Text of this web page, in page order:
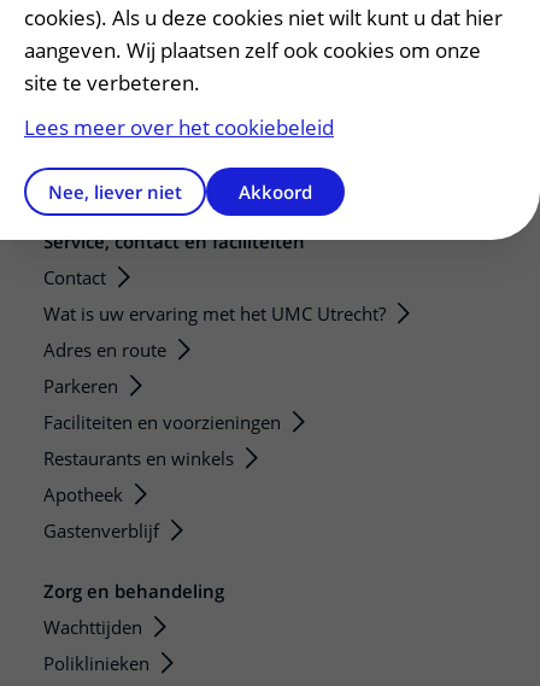
Verwijzers
Mijn patiënt verwijzen
Diagnostiek aanvragen
Zorgverlenersportaal
Service, contact en faciliteiten
Contact
Wat is uw ervaring met het UMC Utrecht?
Adres en route
Parkeren
Faciliteiten en voorzieningen
Restaurants en winkels
Apotheek
Gastenverblijf
Zorg en behandeling
Wachttijden
Poliklinieken
cookies). Als u deze cookies niet wilt kunt u dat hier
aangeven. Wij plaatsen zelf ook cookies om onze
site te verbeteren.
Lees meer over het cookiebeleid
Nee, liever niet Akkoord